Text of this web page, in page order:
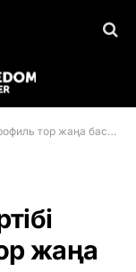
жаңа басқаруға көшті
жаңа